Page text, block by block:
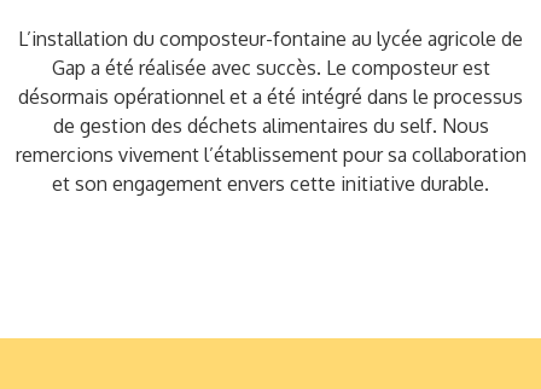
L’installation du composteur-fontaine au lycée agricole de
Gap a été réalisée avec succès. Le composteur est
désormais opérationnel et a été intégré dans le processus
de gestion des déchets alimentaires du self. Nous
remercions vivement l’établissement pour sa collaboration
et son engagement envers cette initiative durable.